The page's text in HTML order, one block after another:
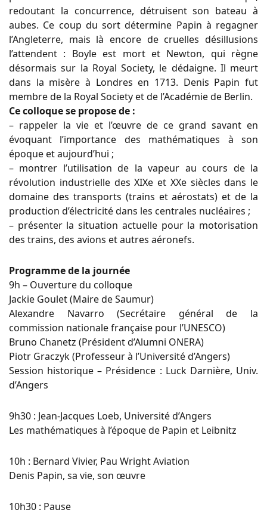
redoutant la concurrence, détruisent son bateau à
aubes. Ce coup du sort détermine Papin à regagner
l’Angleterre, mais là encore de cruelles désillusions
l’attendent : Boyle est mort et Newton, qui règne
désormais sur la Royal Society, le dédaigne. Il meurt
dans la misère à Londres en 1713. Denis Papin fut
membre de la Royal Society et de l’Académie de Berlin.
Ce colloque se propose de :
– rappeler la vie et l’œuvre de ce grand savant en
évoquant l’importance des mathématiques à son
époque et aujourd’hui ;
– montrer l’utilisation de la vapeur au cours de la
révolution industrielle des XIXe et XXe siècles dans le
domaine des transports (trains et aérostats) et de la
production d’électricité dans les centrales nucléaires ;
– présenter la situation actuelle pour la motorisation
des trains, des avions et autres aéronefs.
Programme de la journée
9h – Ouverture du colloque
Jackie Goulet (Maire de Saumur)
Alexandre Navarro (Secrétaire général de la
commission nationale française pour l’UNESCO)
Bruno Chanetz (Président d’Alumni ONERA)
Piotr Graczyk (Professeur à l’Université d’Angers)
Session historique – Présidence : Luck Darnière, Univ.
d’Angers
9h30 : Jean-Jacques Loeb, Université d’Angers
Les mathématiques à l’époque de Papin et Leibnitz
10h : Bernard Vivier, Pau Wright Aviation
Denis Papin, sa vie, son œuvre
10h30 : Pause